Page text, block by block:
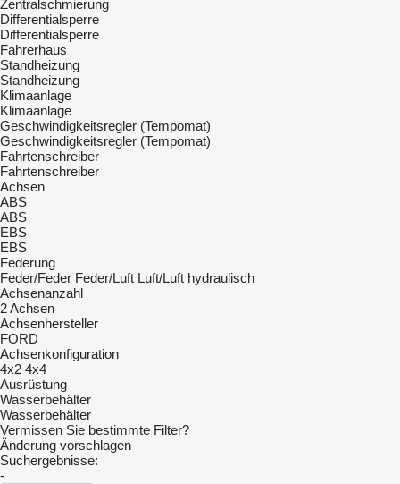
Zentralschmierung
Differentialsperre
Differentialsperre
Fahrerhaus
Standheizung
Standheizung
Klimaanlage
Klimaanlage
Geschwindigkeitsregler (Tempomat)
Geschwindigkeitsregler (Tempomat)
Fahrtenschreiber
Fahrtenschreiber
Achsen
ABS
ABS
EBS
EBS
Federung
Feder/Feder Feder/Luft Luft/Luft hydraulisch
Achsenanzahl
2 Achsen
Achsenhersteller
FORD
Achsenkonfiguration
4x2 4x4
Ausrüstung
Wasserbehälter
Wasserbehälter
Vermissen Sie bestimmte Filter?
Änderung vorschlagen
Suchergebnisse:
-